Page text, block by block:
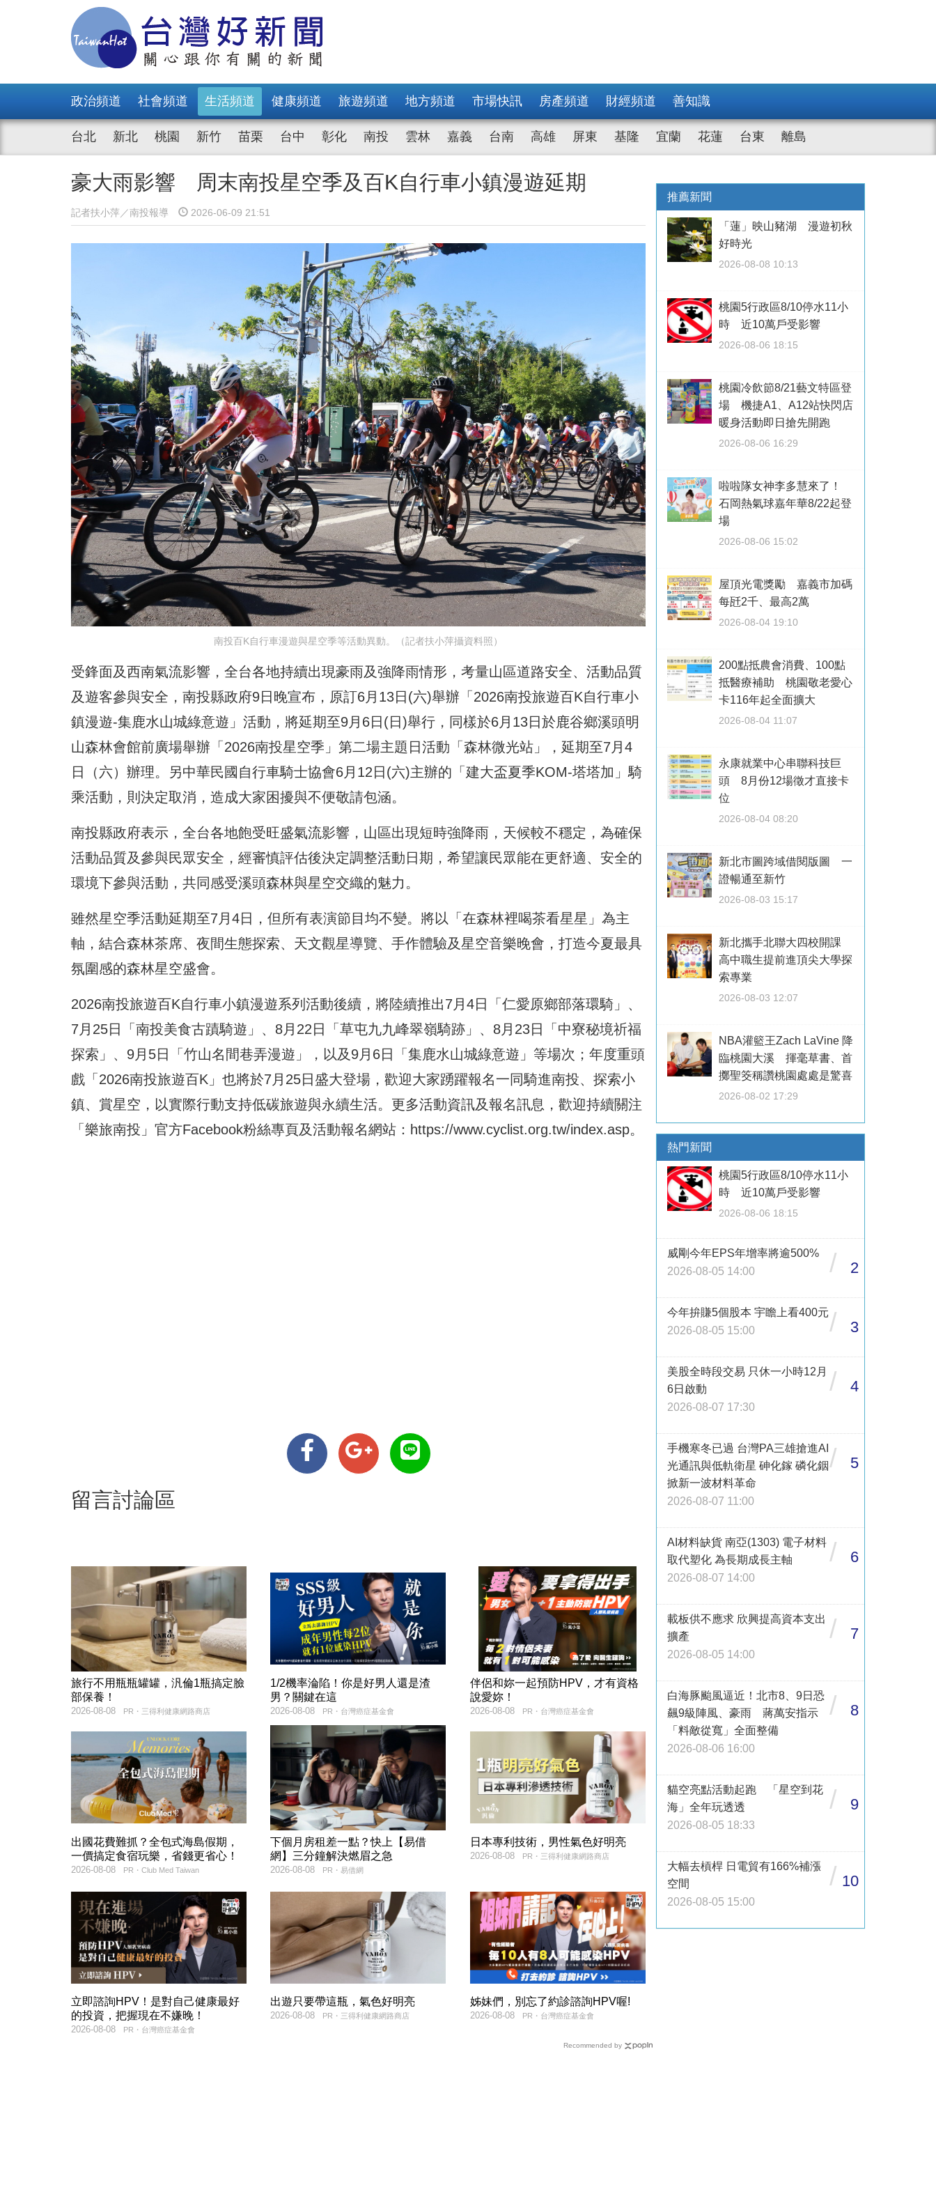
政治頻道 社會頻道 生活頻道 健康頻道 旅遊頻道 地方頻道 市場快訊 房產頻道 財經頻道 善知識
台北 新北 桃園 新竹 苗栗 台中 彰化 南投 雲林 嘉義 台南 高雄 屏東 基隆 宜蘭 花蓮 台東 離島
豪大雨影響 周末南投星空季及百K自行車小鎮漫遊延期
記者扶小萍／南投報導 2026-06-09 21:51
南投百K自行車漫遊與星空季等活動異動。（記者扶小萍攝資料照）
受鋒面及西南氣流影響，全台各地持續出現豪雨及強降雨情形，考量山區道路安全、活動品質
及遊客參與安全，南投縣政府9日晚宣布，原訂6月13日(六)舉辦「2026南投旅遊百K自行車小
鎮漫遊-集鹿水山城綠意遊」活動，將延期至9月6日(日)舉行，同樣於6月13日於鹿谷鄉溪頭明
山森林會館前廣場舉辦「2026南投星空季」第二場主題日活動「森林微光站」，延期至7月4
日（六）辦理。另中華民國自行車騎士協會6月12日(六)主辦的「建大盃夏季KOM-塔塔加」騎
乘活動，則決定取消，造成大家困擾與不便敬請包涵。
南投縣政府表示，全台各地飽受旺盛氣流影響，山區出現短時強降雨，天候較不穩定，為確保
活動品質及參與民眾安全，經審慎評估後決定調整活動日期，希望讓民眾能在更舒適、安全的
環境下參與活動，共同感受溪頭森林與星空交織的魅力。
雖然星空季活動延期至7月4日，但所有表演節目均不變。將以「在森林裡喝茶看星星」為主
軸，結合森林茶席、夜間生態探索、天文觀星導覽、手作體驗及星空音樂晚會，打造今夏最具
氛圍感的森林星空盛會。
2026南投旅遊百K自行車小鎮漫遊系列活動後續，將陸續推出7月4日「仁愛原鄉部落環騎」、
7月25日「南投美食古蹟騎遊」、8月22日「草屯九九峰翠嶺騎跡」、8月23日「中寮秘境祈福
探索」、9月5日「竹山名間巷弄漫遊」，以及9月6日「集鹿水山城綠意遊」等場次；年度重頭
戲「2026南投旅遊百K」也將於7月25日盛大登場，歡迎大家踴躍報名一同騎進南投、探索小
鎮、賞星空，以實際行動支持低碳旅遊與永續生活。更多活動資訊及報名訊息，歡迎持續關注
「樂旅南投」官方Facebook粉絲專頁及活動報名網站： https://www.cyclist.org.tw/index.asp。
留言討論區
旅行不用瓶瓶罐罐，汎倫1瓶搞定臉
部保養！
PR・三得利健康網路商店
2026-08-08
1/2機率淪陷！你是好男人還是渣
男？關鍵在這
PR・台灣癌症基金會
2026-08-08
伴侶和妳一起預防HPV，才有資格
說愛妳！
PR・台灣癌症基金會
2026-08-08
出國花費難抓？全包式海島假期，
一價搞定食宿玩樂，省錢更省心！
PR・Club Med Taiwan
2026-08-08
下個月房租差一點？快上【易借
網】三分鐘解決燃眉之急
PR・易借網
2026-08-08
日本專利技術，男性氣色好明亮
PR・三得利健康網路商店
2026-08-08
立即諮詢HPV！是對自己健康最好
的投資，把握現在不嫌晚！
PR・台灣癌症基金會
2026-08-08
出遊只要帶這瓶，氣色好明亮
PR・三得利健康網路商店
2026-08-08
姊妹們，別忘了約診諮詢HPV喔!
PR・台灣癌症基金會
2026-08-08
Recommended by
推薦新聞
「蓮」映山豬湖 漫遊初秋
好時光
2026-08-08 10:13
桃園5行政區8/10停水11小
時 近10萬戶受影響
2026-08-06 18:15
桃園冷飲節8/21藝文特區登
場 機捷A1、A12站快閃店
暖身活動即日搶先開跑
2026-08-06 16:29
啦啦隊女神李多慧來了！
石岡熱氣球嘉年華8/22起登
場
2026-08-06 15:02
屋頂光電獎勵 嘉義市加碼
每瓩2千、最高2萬
2026-08-04 19:10
200點抵農會消費、100點
抵醫療補助 桃園敬老愛心
卡116年起全面擴大
2026-08-04 11:07
永康就業中心串聯科技巨
頭 8月份12場徵才直接卡
位
2026-08-04 08:20
新北市圖跨域借閱版圖 一
證暢通至新竹
2026-08-03 15:17
新北攜手北聯大四校開課
高中職生提前進頂尖大學探
索專業
2026-08-03 12:07
NBA灌籃王Zach LaVine 降
臨桃園大溪 揮毫草書、首
擲聖筊稱讚桃園處處是驚喜
2026-08-02 17:29
熱門新聞
桃園5行政區8/10停水11小
時 近10萬戶受影響
2026-08-06 18:15
威剛今年EPS年增率將逾500%
2026-08-05 14:00
/ 2
今年拚賺5個股本 宇瞻上看400元
2026-08-05 15:00
/ 3
美股全時段交易 只休一小時12月
6日啟動
2026-08-07 17:30
/ 4
手機寒冬已過 台灣PA三雄搶進AI
光通訊與低軌衛星 砷化鎵 磷化銦
掀新一波材料革命
2026-08-07 11:00
/ 5
AI材料缺貨 南亞(1303) 電子材料
取代塑化 為長期成長主軸
2026-08-07 14:00
/ 6
載板供不應求 欣興提高資本支出
擴產
2026-08-05 14:00
/ 7
白海豚颱風逼近！北市8、9日恐
飆9級陣風、豪雨 蔣萬安指示
「料敵從寬」全面整備
2026-08-06 16:00
/ 8
貓空亮點活動起跑 「星空到花
海」全年玩透透
2026-08-05 18:33
/ 9
大幅去槓桿 日電貿有166%補漲
空間
2026-08-05 15:00
/ 10